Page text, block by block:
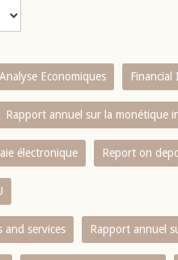
Economiques Financial
Rapport annuel sur la monétique
électronique Report on
and services Rapport annuel